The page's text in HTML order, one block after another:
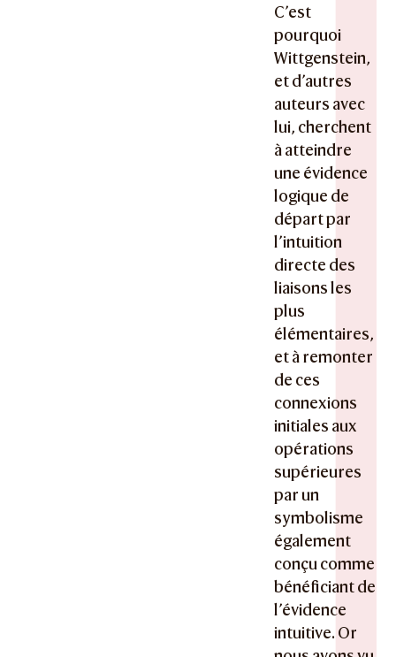
C’est
pourquoi
Wittgenstein,
et d’autres
auteurs avec
lui, cherchent
à atteindre
une évidence
logique de
départ par
l’intuition
directe des
liaisons les
plus
élémentaires,
et à remonter
de ces
connexions
initiales aux
opérations
supérieures
par un
symbolisme
également
conçu comme
bénéficiant de
l’évidence
intuitive. Or